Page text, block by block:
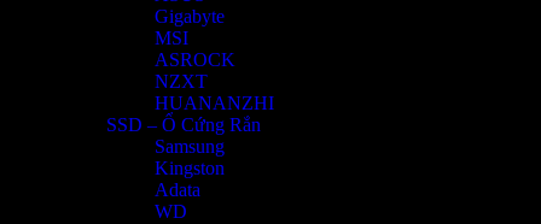
Gigabyte
MSI
ASROCK
NZXT
HUANANZHI
SSD – Ổ Cứng Rắn
Samsung
Kingston
Adata
WD